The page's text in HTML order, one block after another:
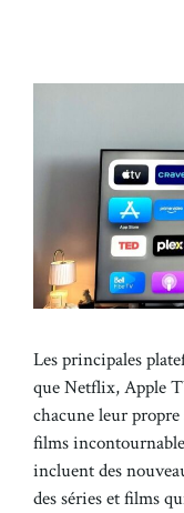
Les principales
que Netflix, Apple
chacune leur propre
films
incluent des
des séries et films